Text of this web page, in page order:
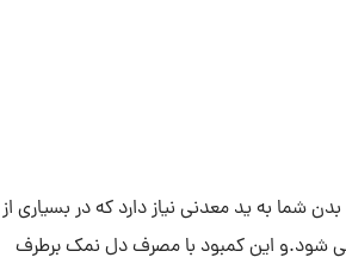
شما به ید معدنی نیاز دارد که در بسیاری از
شود.و این کمبود با مصرف دل نمک برطرف